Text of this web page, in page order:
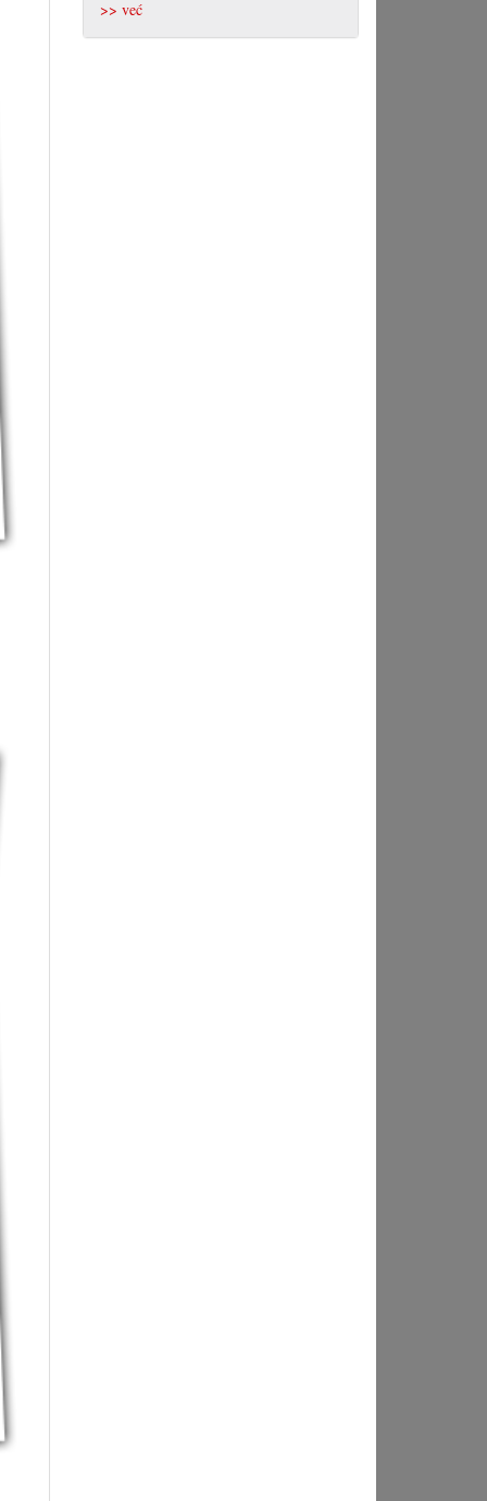
>> već